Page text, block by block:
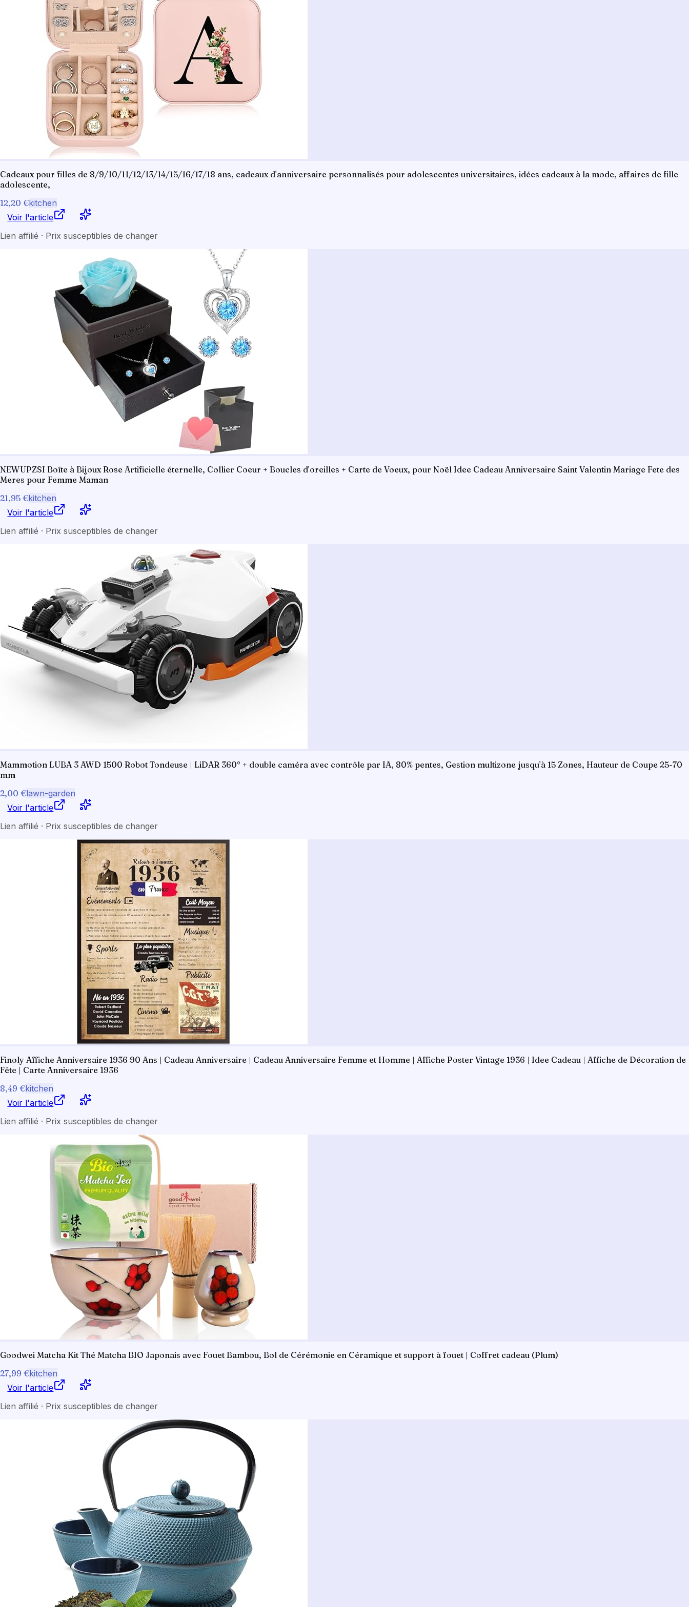
Cadeaux pour filles de 8/9/10/11/12/13/14/15/16/17/18 ans, cadeaux d'anniversaire personnalisés pour adolescentes universitaires, idées cadeaux à la mode, affaires de fille
adolescente,
12,20 €kitchen
Voir l'article
Lien affilié · Prix susceptibles de changer
NEWUPZSI Boîte à Bijoux Rose Artificielle éternelle, Collier Coeur + Boucles d'oreilles + Carte de Voeux, pour Noël Idee Cadeau Anniversaire Saint Valentin Mariage Fete des
Meres pour Femme Maman
21,95 €kitchen
Voir l'article
Lien affilié · Prix susceptibles de changer
Mammotion LUBA 3 AWD 1500 Robot Tondeuse | LiDAR 360° + double caméra avec contrôle par IA, 80% pentes, Gestion multizone jusqu'à 15 Zones, Hauteur de Coupe 25-70
mm
2,00 €lawn-garden
Voir l'article
Lien affilié · Prix susceptibles de changer
Finoly Affiche Anniversaire 1936 90 Ans | Cadeau Anniversaire | Cadeau Anniversaire Femme et Homme | Affiche Poster Vintage 1936 | Idee Cadeau | Affiche de Décoration de
Fête | Carte Anniversaire 1936
8,49 €kitchen
Voir l'article
Lien affilié · Prix susceptibles de changer
Goodwei Matcha Kit Thé Matcha BIO Japonais avec Fouet Bambou, Bol de Cérémonie en Céramique et support à fouet | Coffret cadeau (Plum)
27,99 €kitchen
Voir l'article
Lien affilié · Prix susceptibles de changer